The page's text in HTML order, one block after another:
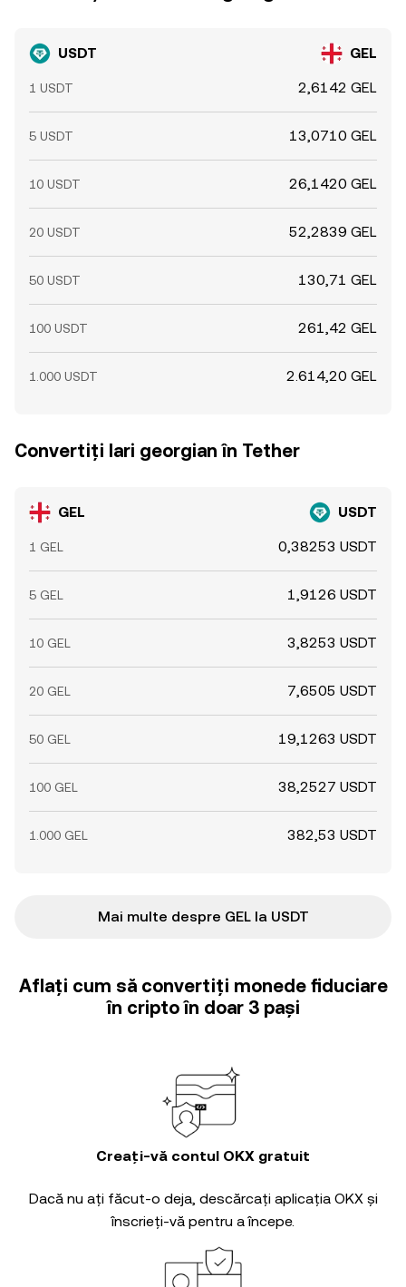
USDT GEL
1 USDT 2,6142 GEL
5 USDT 13,0710 GEL
10 USDT 26,1420 GEL
20 USDT 52,2839 GEL
50 USDT 130,71 GEL
100 USDT 261,42 GEL
1.000 USDT 2.614,20 GEL
Convertiți lari georgian în Tether
GEL USDT
1 GEL 0,38253 USDT
5 GEL 1,9126 USDT
10 GEL 3,8253 USDT
20 GEL 7,6505 USDT
50 GEL 19,1263 USDT
100 GEL 38,2527 USDT
1.000 GEL 382,53 USDT
Mai multe despre GEL la USDT
Aflați cum să convertiți monede fiduciare
în cripto în doar 3 pași
Creați-vă contul OKX gratuit
Dacă nu ați făcut-o deja, descărcați aplicația OKX și
înscrieți-vă pentru a începe.